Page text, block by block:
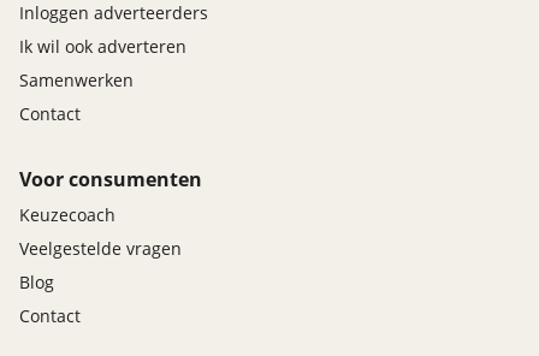
Inloggen adverteerders
Ik wil ook adverteren
Samenwerken
Contact
Voor consumenten
Keuzecoach
Veelgestelde vragen
Blog
Contact